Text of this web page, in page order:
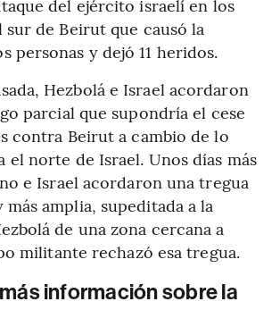
del ejército israelí en los
sur de Beirut que causó la
personas y dejó 11 heridos.
Hezbolá e Israel acordaron
parcial que supondría el cese
contra Beirut a cambio de lo
el norte de Israel. Unos días más
e Israel acordaron una tregua
amplia, supeditada a la
de una zona cercana a
militante rechazó esa tregua.
información sobre la